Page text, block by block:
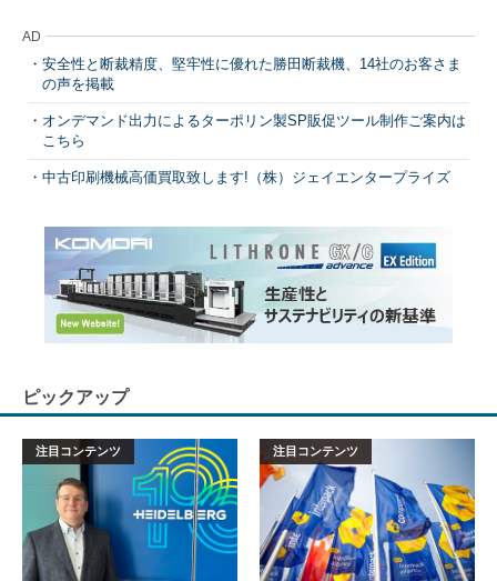
AD
安全性と断裁精度、堅牢性に優れた勝田断裁機、14社のお客さま
の声を掲載
オンデマンド出力によるターポリン製SP販促ツール制作ご案内は
こちら
中古印刷機械高価買取致します!（株）ジェイエンタープライズ
ピックアップ
注目コンテンツ 注目コンテンツ